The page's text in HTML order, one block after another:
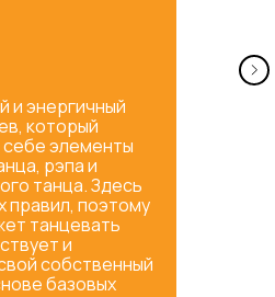
и энергичный
который
элементы
рэпа и
танца. Здесь
правил, поэтому
танцевать
и
собственный
базовых